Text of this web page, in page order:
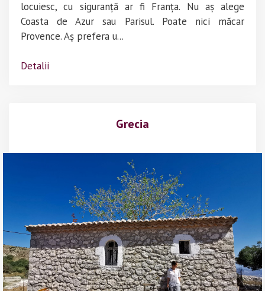
locuiesc, cu siguranță ar fi Franța. Nu aș alege
Coasta de Azur sau Parisul. Poate nici măcar
Provence. Aș prefera u...
Detalii
Grecia